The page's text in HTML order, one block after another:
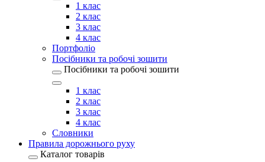
1 клас
2 клас
3 клас
4 клас
Портфоліо
Посібники та робочі зошити
Посібники та робочі зошити
1 клас
2 клас
3 клас
4 клас
Словники
Правила дорожнього руху
Каталог товарів